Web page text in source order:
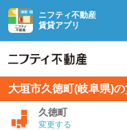
ニフティ不動産
賃貸アプリ
大垣市久徳町(岐阜県)
久徳町
変更する